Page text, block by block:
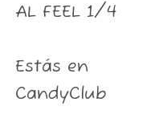
AL FEEL 1/4
Estás en
CandyClub